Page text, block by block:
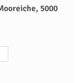
5000